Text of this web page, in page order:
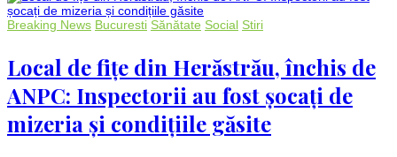
Breaking News Bucuresti Sănătate Social Stiri
Local de fițe din Herăstrău, închis de
ANPC: Inspectorii au fost șocați de
mizeria și condițiile găsite